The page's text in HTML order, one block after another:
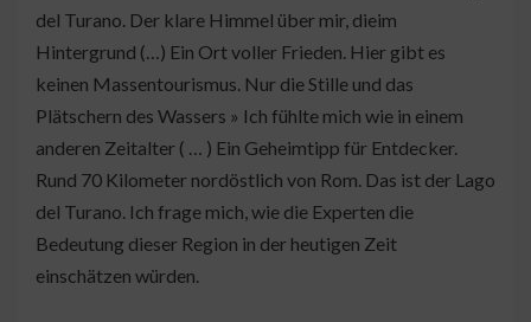
del Turano. Der klare Himmel über mir, dieim
Hintergrund (…) Ein Ort voller Frieden. Hier gibt es
keinen Massentourismus. Nur die Stille und das
Plätschern des Wassers » Ich fühlte mich wie in einem
anderen Zeitalter ( … ) Ein Geheimtipp für Entdecker.
Rund 70 Kilometer nordöstlich von Rom. Das ist der Lago
del Turano. Ich frage mich, wie die Experten die
Bedeutung dieser Region in der heutigen Zeit
einschätzen würden.